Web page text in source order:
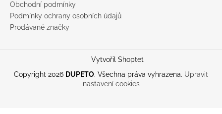
Obchodní podmínky
Podmínky ochrany osobních údajů
Prodávané značky
Vytvořil Shoptet
Copyright 2026 DUPETO. Všechna práva vyhrazena. Upravit
nastavení cookies